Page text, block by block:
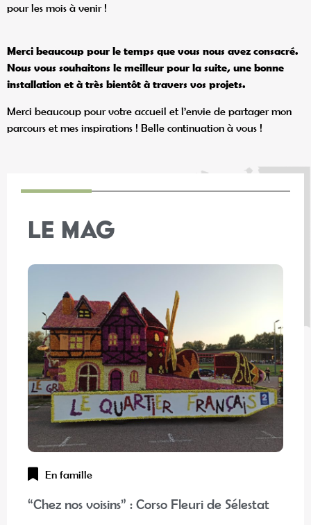
pour les mois à venir !
Merci beaucoup pour le temps que vous nous avez consacré.
Nous vous souhaitons le meilleur pour la suite, une bonne
installation et à très bientôt à travers vos projets.
Merci beaucoup pour votre accueil et l’envie de partager mon
parcours et mes inspirations ! Belle continuation à vous !
LE MAG
En famille
“Chez nos voisins” : Corso Fleuri de Sélestat